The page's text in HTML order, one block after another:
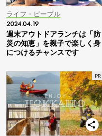
ライフ・ピープル
2024.04.19
週末アウトドアランチは「防
災の知恵」を親子で楽しく身
につけるチャンスです